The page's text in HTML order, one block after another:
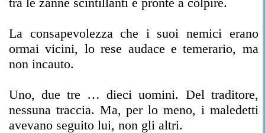
La consapevolezza che i suoi nemici erano
ormai vicini, lo rese audace e temerario, ma
non incauto.
Uno, due tre … dieci uomini. Del traditore,
nessuna traccia. Ma, per lo meno, i maledetti
avevano seguito lui, non gli altri.